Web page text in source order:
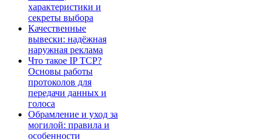
характеристики и
секреты выбора
Качественные
вывески: надёжная
наружная реклама
Что такое IP TCP?
Основы работы
протоколов для
передачи данных и
голоса
Обрамление и уход за
могилой: правила и
особенности